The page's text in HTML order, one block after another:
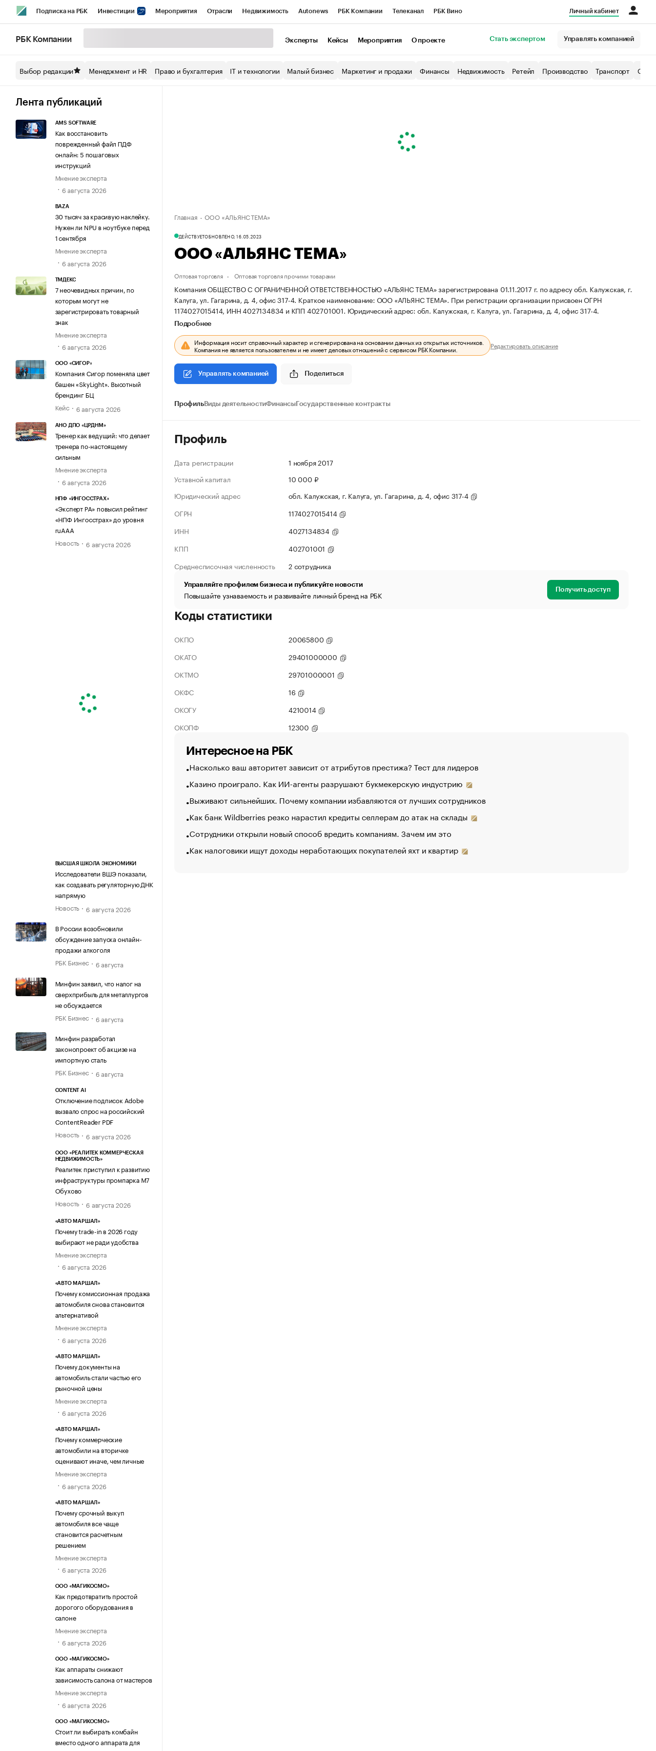
Подписка на РБК Инвестиции Мероприятия Отрасли Недвижимость Autonews РБК Компании Телеканал РБК Вино
Спецпроекты СПб Конференции СПб Спецпроекты Экономика Бизнес
Технологии и медиа
Личный кабинет
РБК Компании Эксперты Кейсы Мероприятия О проекте Стать экспертом Управлять компанией
Выбор редакции Менеджмент и HR Право и бухгалтерия IT и технологии Малый бизнес Маркетинг и продажи Финансы Недвижимость Ретейл Производство Транспорт
Лента публикаций
AMS SOFTWARE
Как восстановить
поврежденный файл ПДФ
онлайн: 5 пошаговых
инструкций
Мнение эксперта
6 августа 2026
BAZA
30 тысяч за красивую наклейку.
Нужен ли NPU в ноутбуке перед
1 сентября
Мнение эксперта
6 августа 2026
ТМДЕКС
7 неочевидных причин, по
которым могут не
зарегистрировать товарный
знак
Мнение эксперта
6 августа 2026
ООО «СИГОР»
Компания Сигор поменяла цвет
башен «SkyLight». Высотный
брендинг БЦ
Кейс
6 августа 2026
АНО ДПО «ЦРДНМ»
Тренер как ведущий: что делает
тренера по-настоящему
сильным
Мнение эксперта
6 августа 2026
НПФ «ИНГОССТРАХ»
«Эксперт РА» повысил рейтинг
«НПФ Ингосстрах» до уровня
ruAAA
Новость
6 августа 2026
ВЫСШАЯ ШКОЛА ЭКОНОМИКИ
Исследователи ВШЭ показали,
как создавать регуляторную ДНК
напрямую
Новость
6 августа 2026
В России возобновили
обсуждение запуска онлайн-
продажи алкоголя
РБК Бизнес
6 августа
Минфин заявил, что налог на
сверхприбыль для металлургов
не обсуждается
РБК Бизнес
6 августа
Минфин разработал
законопроект об акцизе на
импортную сталь
РБК Бизнес
6 августа
CONTENT AI
Отключение подписок Adobe
вызвало спрос на российский
ContentReader PDF
Новость
6 августа 2026
ООО «РЕАЛИТЕК КОММЕРЧЕСКАЯ
НЕДВИЖИМОСТЬ»
Реалитек приступил к развитию
инфраструктуры промпарка М7
Обухово
Новость
6 августа 2026
«АВТО МАРШАЛ»
Почему trade-in в 2026 году
выбирают не ради удобства
Мнение эксперта
6 августа 2026
«АВТО МАРШАЛ»
Почему комиссионная продажа
автомобиля снова становится
альтернативой
Мнение эксперта
6 августа 2026
«АВТО МАРШАЛ»
Почему документы на
автомобиль стали частью его
рыночной цены
Мнение эксперта
6 августа 2026
«АВТО МАРШАЛ»
Почему коммерческие
автомобили на вторичке
оценивают иначе, чем личные
Мнение эксперта
6 августа 2026
«АВТО МАРШАЛ»
Почему срочный выкуп
автомобиля все чаще
становится расчетным
решением
Мнение эксперта
6 августа 2026
ООО «МАГИКОСМО»
Как предотвратить простой
дорогого оборудования в
салоне
Мнение эксперта
6 августа 2026
ООО «МАГИКОСМО»
Как аппараты снижают
зависимость салона от мастеров
Мнение эксперта
6 августа 2026
ООО «МАГИКОСМО»
Стоит ли выбирать комбайн
вместо одного аппарата для
Главная ООО «АЛЬЯНС ТЕМА»
ДЕЙСТВУЕТОБНОВЛЕНО, 16.05.2023
ООО «АЛЬЯНС ТЕМА»
Оптовая торговля Оптовая торговля прочими товарами
Компания ОБЩЕСТВО С ОГРАНИЧЕННОЙ ОТВЕТСТВЕННОСТЬЮ «АЛЬЯНС ТЕМА» зарегистрирована 01.11.2017 г. по адресу обл. Калужская, г.
Калуга, ул. Гагарина, д. 4, офис 317-4. Краткое наименование: ООО «АЛЬЯНС ТЕМА». При регистрации организации присвоен ОГРН
1174027015414, ИНН 4027134834 и КПП 402701001. Юридический адрес: обл. Калужская, г. Калуга, ул. Гагарина, д. 4, офис 317-4.
Подробнее
Информация носит справочный характер и сгенерирована на основании данных из открытых источников.
Компания не является пользователем и не имеет деловых отношений с сервисом РБК Компании. Редактировать описание
Управлять компанией Поделиться
ПрофильВиды деятельностиФинансыГосударственные контракты
Профиль
Дата регистрации
1 ноября 2017
Уставной капитал
10 000 ₽
Юридический адрес
обл. Калужская, г. Калуга, ул. Гагарина, д. 4, офис 317-4
ОГРН
1174027015414
ИНН
4027134834
КПП
402701001
Среднесписочная численность
2 сотрудника
Управляйте профилем бизнеса и публикуйте новости
Повышайте узнаваемость и развивайте личный бренд на РБК Получить доступ
Коды статистики
ОКПО
20065800
ОКАТО
29401000000
ОКТМО
29701000001
ОКФС
16
ОКОГУ
4210014
ОКОПФ
12300
Интересное на РБК
Насколько ваш авторитет зависит от атрибутов престижа? Тест для лидеров
Казино проиграло. Как ИИ-агенты разрушают букмекерскую индустрию
Выживают сильнейших. Почему компании избавляются от лучших сотрудников
Как банк Wildberries резко нарастил кредиты селлерам до атак на склады
Сотрудники открыли новый способ вредить компаниям. Зачем им это
Как налоговики ищут доходы неработающих покупателей яхт и квартир